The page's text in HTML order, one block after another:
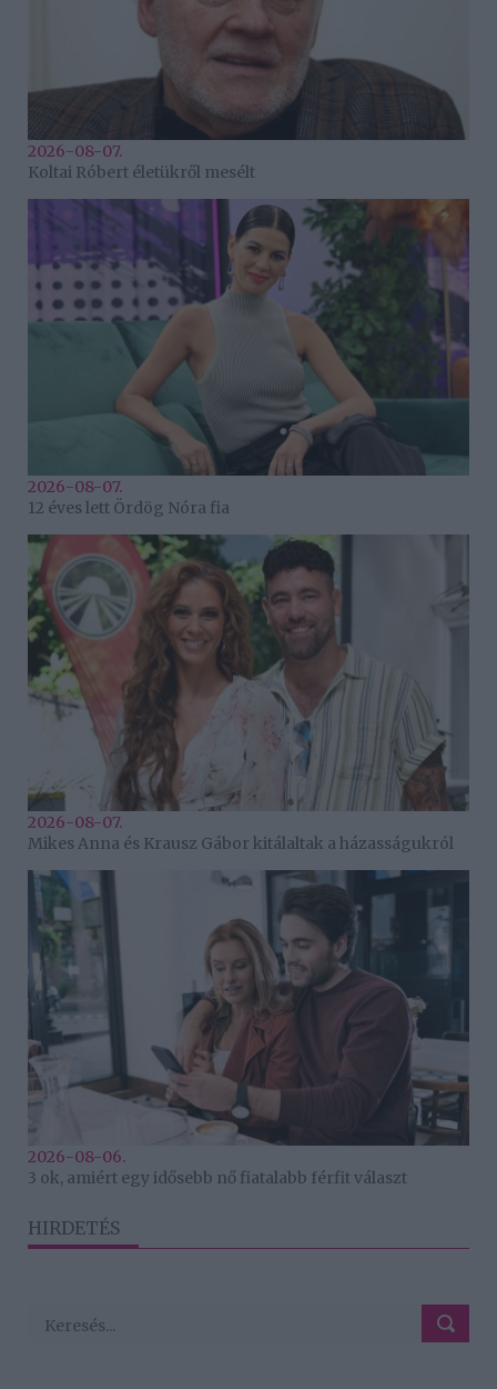
2026-08-07.
Koltai Róbert életükről mesélt
2026-08-07.
12 éves lett Ördög Nóra fia
2026-08-07.
Mikes Anna és Krausz Gábor kitálaltak a házasságukról
2026-08-06.
3 ok, amiért egy idősebb nő fiatalabb férfit választ
HIRDETÉS